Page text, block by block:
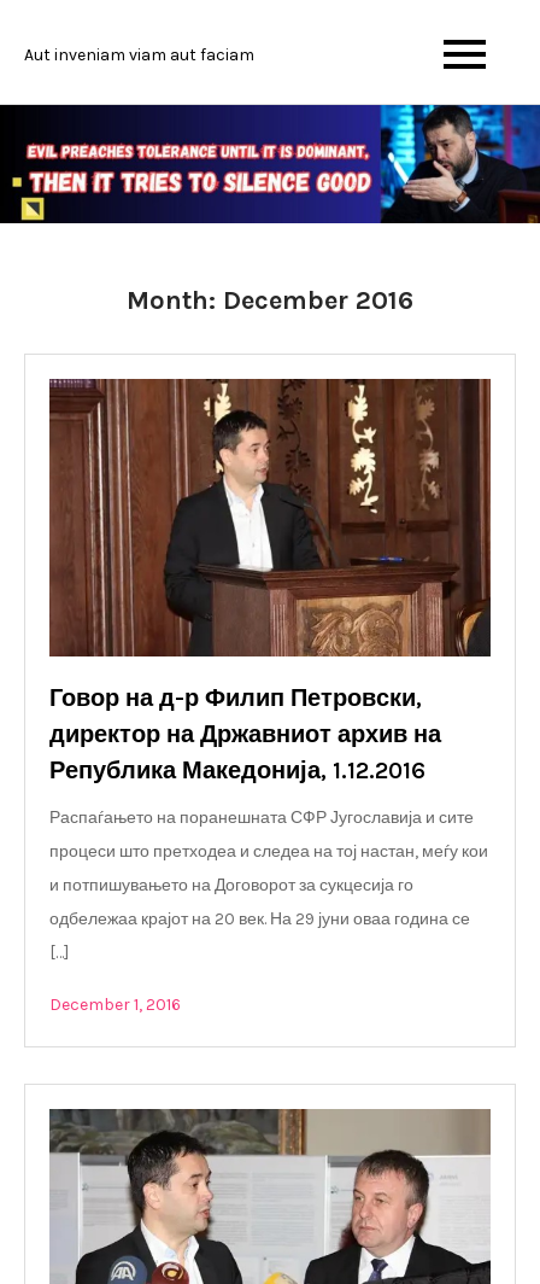
Aut inveniam viam aut faciam
Month: December 2016
Говор на д-р Филип Петровски,
директор на Државниот архив на
Република Македонија, 1.12.2016
Распаѓањето на поранешната СФР Југославија и сите
процеси што претходеа и следеа на тој настан, меѓу кои
и потпишувањето на Договорот за сукцесија го
одбележаа крајот на 20 век. На 29 јуни оваа година се
[…]
December 1, 2016